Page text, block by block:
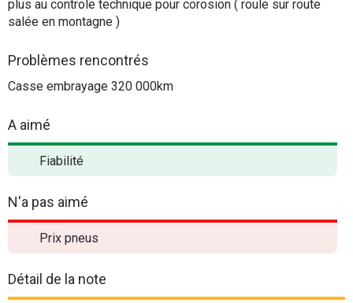
plus au controle technique pour corosion ( roule sur route
salée en montagne )
Problèmes rencontrés
Casse embrayage 320 000km
A aimé
Fiabilité
N'a pas aimé
Prix pneus
Détail de la note